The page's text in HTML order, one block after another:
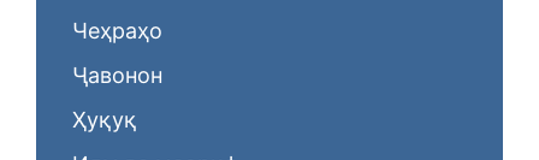
Чеҳраҳо
Ҷавонон
Ҳуқуқ